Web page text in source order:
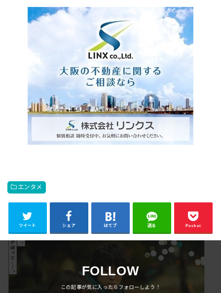
エンタメ
ツイート シェア はてブ 送る Pocket
FOLLOW